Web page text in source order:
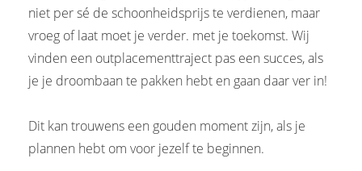
niet per sé de schoonheidsprijs te verdienen, maar
vroeg of laat moet je verder. met je toekomst. Wij
vinden een outplacementtraject pas een succes, als
je je droombaan te pakken hebt en gaan daar ver in!
Dit kan trouwens een gouden moment zijn, als je
plannen hebt om voor jezelf te beginnen.